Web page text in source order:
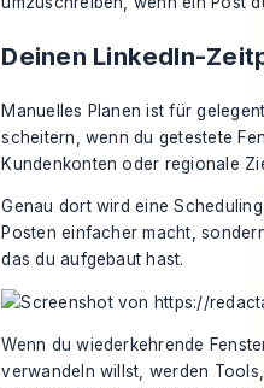
Deinen LinkedIn-
Manuelles Planen ist für
scheitern, wenn du getestete
Kundenkonten oder regionale
Genau dort wird eine
Posten einfacher macht,
das du aufgebaut hast.
Wenn du wiederkehrende
verwandeln willst, werden